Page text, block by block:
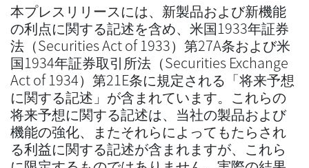
本プレスリリースには、新製品および新機能
の利点に関する記述を含め、米国1933年証券
法（Securities Act of 1933）第27A条および米
国1934年証券取引所法（Securities Exchange
Act of 1934）第21E条に規定される「将来予想
に関する記述」が含まれています。これらの
将来予想に関する記述は、当社の製品および
機能の強化、またそれらによってもたらされ
る利益に関する記述が含まれますが、これら